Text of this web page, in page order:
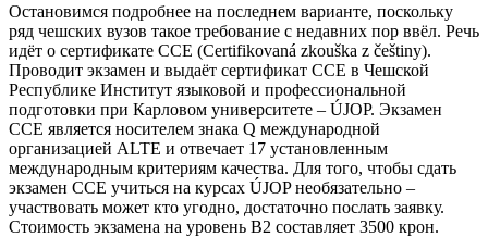
Остановимся подробнее на последнем варианте, поскольку
ряд чешских вузов такое требование с недавних пор ввёл. Речь
идёт о сертификате ССЕ (Certifikovaná zkouška z češtiny).
Проводит экзамен и выдаёт сертификат ССЕ в Чешской
Республике Институт языковой и профессиональной
подготовки при Карловом университете – ÚJOP. Экзамен
ССЕ является носителем знака Q международной
организацией ALTE и отвечает 17 установленным
международным критериям качества. Для того, чтобы сдать
экзамен ССЕ учиться на курсах ÚJOP необязательно –
участвовать может кто угодно, достаточно послать заявку.
Стоимость экзамена на уровень В2 составляет 3500 крон.